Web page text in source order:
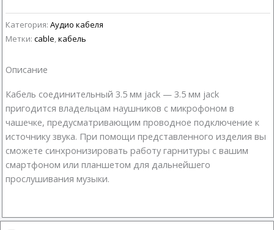
Категория: Аудио кабеля
Метки: cable,кабель
Описание
Кабель соединительный 3.5 мм jack — 3.5 мм jack
пригодится владельцам наушников с микрофоном в
чашечке, предусматривающим проводное подключение к
источнику звука. При помощи представленного изделия вы
сможете синхронизировать работу гарнитуры с вашим
смартфоном или планшетом для дальнейшего
прослушивания музыки.